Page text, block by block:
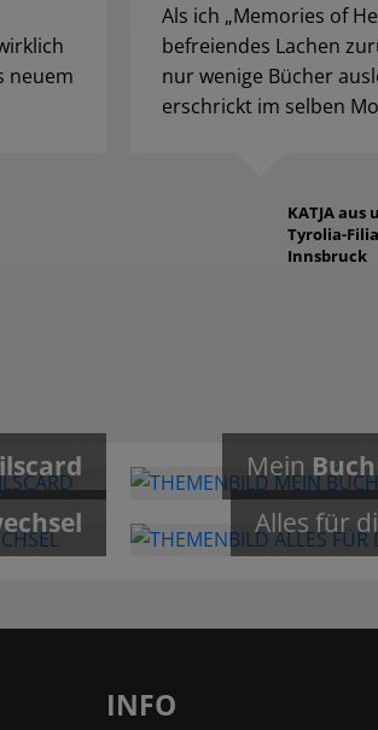
neuem
Als ich „Memories of
befreiendes Lachen
nur wenige Bücher
erschrickt im selben
KATJAaus
Tyrolia-
Innsbruck
Mein
Alles für
INFO